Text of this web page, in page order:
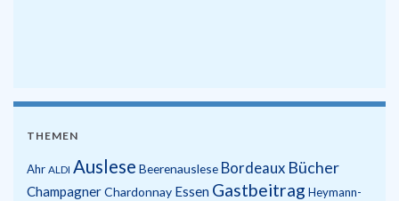
THEMEN
Ahr ALDI Auslese Beerenauslese Bordeaux Bücher
ChampagnerChardonnay Essen Gastbeitrag Heymann-